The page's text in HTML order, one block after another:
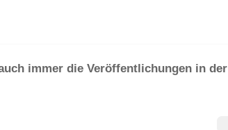
immer die Veröffentlichungen in der